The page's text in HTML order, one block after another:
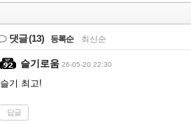
댓글(13) 등록순 최신순
슬기로움 26-05-20 22:30
슬기 최고!
답글